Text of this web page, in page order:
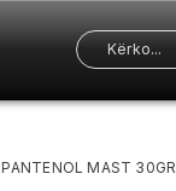
PANTENOL MAST 30GR